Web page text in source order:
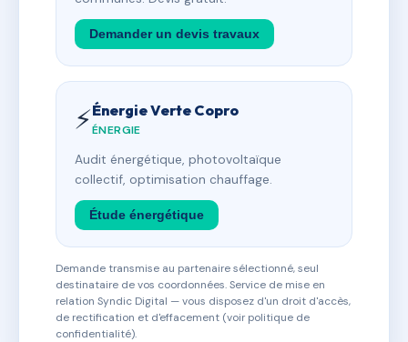
Demander un devis travaux
⚡Énergie Verte Copro
ÉNERGIE
Audit énergétique, photovoltaïque
collectif, optimisation chauffage.
Étude énergétique
Demande transmise au partenaire sélectionné, seul
destinataire de vos coordonnées. Service de mise en
relation Syndic Digital — vous disposez d'un droit d'accès,
de rectification et d'effacement (voir politique de
confidentialité).